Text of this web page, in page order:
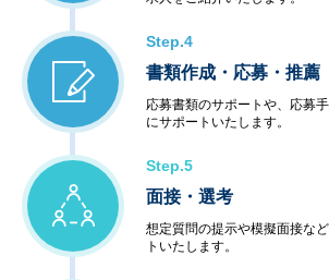
Step.4
書類作成・応募・推薦
応募書類のサポートや、応募
にサポートいたします。
Step.5
面接・選考
想定質問の提示や模擬面接な
トいたします。